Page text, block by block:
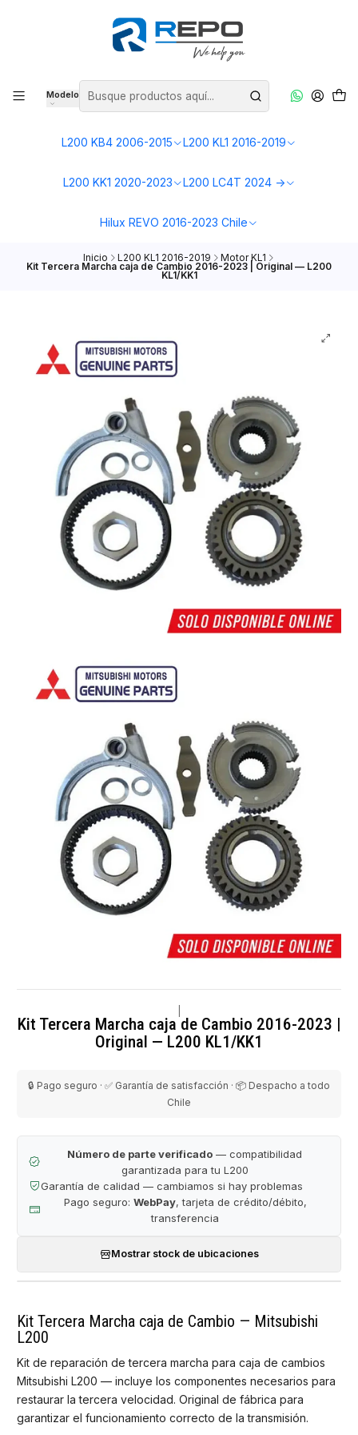
Modelo
L200 KB4 2006-2015 L200 KL1 2016-2019
L200 KK1 2020-2023 L200 LC4T 2024 ->
Hilux REVO 2016-2023 Chile
Inicio L200 KL1 2016-2019 Motor KL1
Kit Tercera Marcha caja de Cambio 2016-2023 | Original — L200
KL1/KK1
Kit Tercera Marcha caja de Cambio 2016-2023 |
Original — L200 KL1/KK1
🔒 Pago seguro · ✅ Garantía de satisfacción · 📦 Despacho a todo
Chile
Número de parte verificado — compatibilidad
garantizada para tu L200
Garantía de calidad — cambiamos si hay problemas
Pago seguro: WebPay, tarjeta de crédito/débito,
transferencia
Mostrar stock de ubicaciones
Kit Tercera Marcha caja de Cambio — Mitsubishi
L200
Kit de reparación de tercera marcha para caja de cambios
Mitsubishi L200 — incluye los componentes necesarios para
restaurar la tercera velocidad. Original de fábrica para
garantizar el funcionamiento correcto de la transmisión.